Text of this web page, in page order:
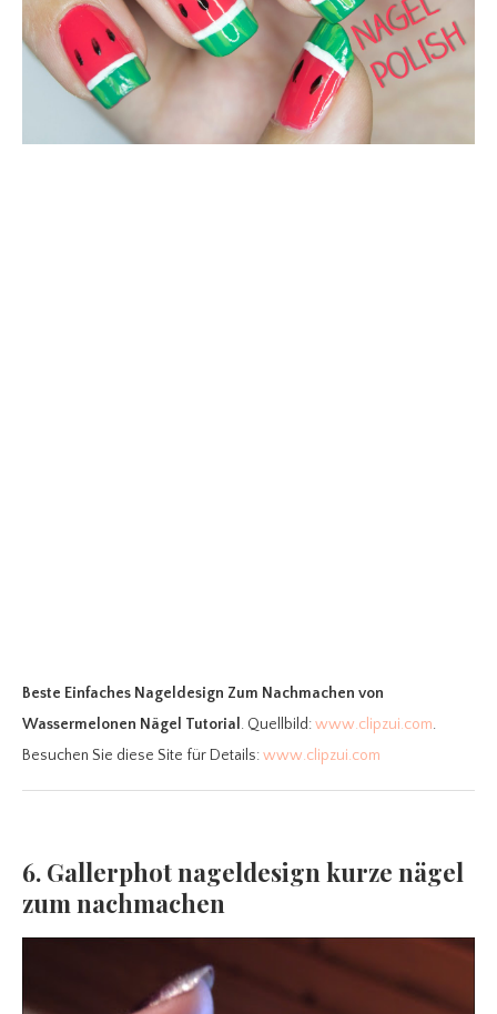
Beste Einfaches Nageldesign Zum Nachmachen von
Wassermelonen Nägel Tutorial . Quellbild:www.clipzui.com.
Besuchen Sie diese Site für Details:www.clipzui.com
6. Gallerphot nageldesign kurze nägel
zum nachmachen